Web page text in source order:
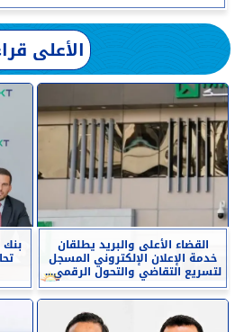
الأعلى
القضاء الأعلى والبريد يطلقان
خدمة الإعلان الإلكتروني المسجل
لتسريع التقاضي والتحول الرقمي...